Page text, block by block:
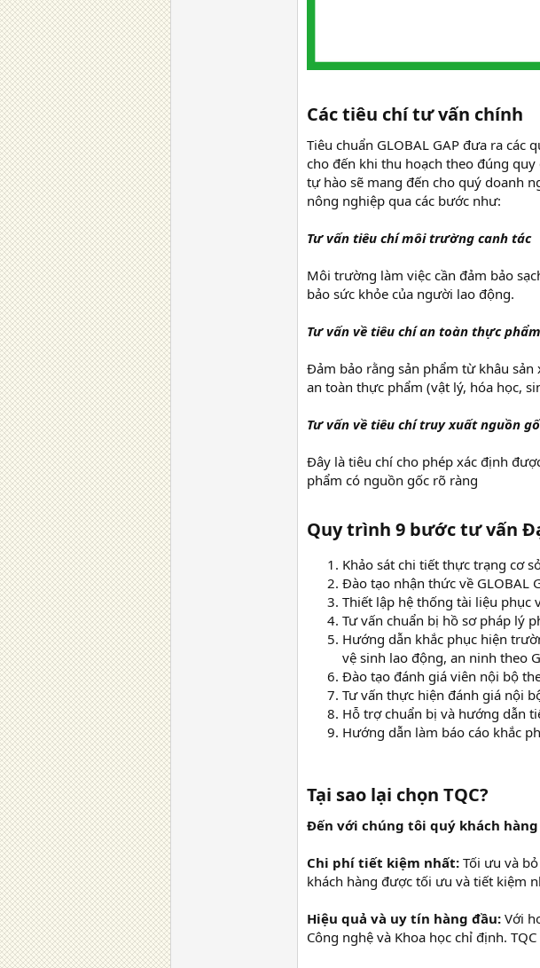
Các tiêu chí tư vấn chính​
Tiêu chuẩn GLOBAL GAP đưa ra
cho đến khi thu hoạch theo đúng
tự hào sẽ mang đến cho quý doanh
nông nghiệp qua các bước như:
Tư vấn tiêu chí môi trường canh tác
Môi trường làm việc cần đảm bảo
bảo sức khỏe của người lao động.
Tư vấn về tiêu chí an toàn thực phẩm
Đảm bảo rằng sản phẩm từ khâu
an toàn thực phẩm (vật lý, hóa học,
Tư vấn về tiêu chí truy xuất nguồn
Đây là tiêu chí cho phép xác định
phẩm có nguồn gốc rõ ràng
Quy trình 9 bước tư vấn
Khảo sát chi tiết thực trạng cơ
Đào tạo nhận thức về GLOBAL
Thiết lập hệ thống tài liệu phục
Tư vấn chuẩn bị hồ sơ pháp lý
Hướng dẫn khắc phục hiện
vệ sinh lao động, an ninh theo
Đào tạo đánh giá viên nội bộ
Tư vấn thực hiện đánh giá nội
Hỗ trợ chuẩn bị và hướng dẫn
Hướng dẫn làm báo cáo khắc
Tại sao lại chọn TQC?​
Đến với chúng tôi quý khách
Chi phí tiết kiệm nhất: Tối ưu và
khách hàng được tối ưu và tiết kiệm
Hiệu quả và uy tín hàng đầu: Với
Công nghệ và Khoa học chỉ định.